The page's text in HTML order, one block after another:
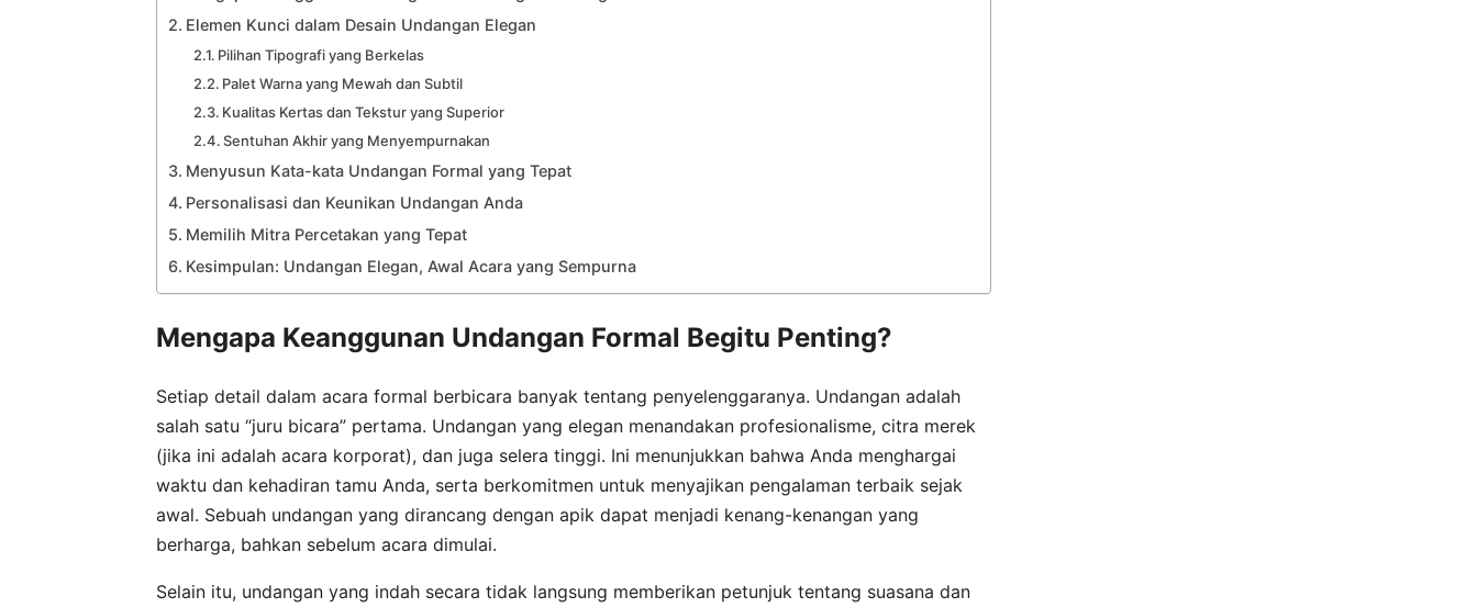
Elemen Kunci dalam Desain Undangan Elegan
Pilihan Tipografi yang Berkelas
Palet Warna yang Mewah dan Subtil
Kualitas Kertas dan Tekstur yang Superior
Sentuhan Akhir yang Menyempurnakan
Menyusun Kata-kata Undangan Formal yang Tepat
Personalisasi dan Keunikan Undangan Anda
Memilih Mitra Percetakan yang Tepat
Kesimpulan: Undangan Elegan, Awal Acara yang Sempurna
Mengapa Keanggunan Undangan Formal Begitu Penting?
Setiap detail dalam acara formal berbicara banyak tentang penyelenggaranya. Undangan adalah
salah satu “juru bicara” pertama. Undangan yang elegan menandakan profesionalisme, citra merek
(jika ini adalah acara korporat), dan juga selera tinggi. Ini menunjukkan bahwa Anda menghargai
waktu dan kehadiran tamu Anda, serta berkomitmen untuk menyajikan pengalaman terbaik sejak
awal. Sebuah undangan yang dirancang dengan apik dapat menjadi kenang-kenangan yang
berharga, bahkan sebelum acara dimulai.
Selain itu, undangan yang indah secara tidak langsung memberikan petunjuk tentang suasana dan